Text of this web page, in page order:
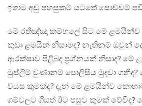
ඉතාම අඩු පහසුකම් යටතේ සොච්චම්
මේ රතිඤ්ඤා කම්හලේ සිට මේ ළමයින්ව
කුඩා ළමයින් නිසාමද? නැතිනම් ඔවුන්
ආරක්ෂාව පිළිබද ප්‍රශ්නයක් නිසාද? මේ
මුස්ලිම් වුණානම් පොලිසිය මුදවා
වයස කුමක්ද? දැන් මේ ළමයින්ව
ගම්වලට ගියත් ඊට පසුව කුමක් වේවිද?